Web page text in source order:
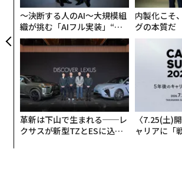
〜決断する人のAI〜大規模組
織が挑む「AIフル実装」“使
う”企業から“動く”企業へ【N
TTドコモビジネス×PwC】
内製化こそ
グの本質だ
実践する
革新は下山で生まれる──レ
クサスが新型TZとESに込め
〈7.25(土)
ャリアに「